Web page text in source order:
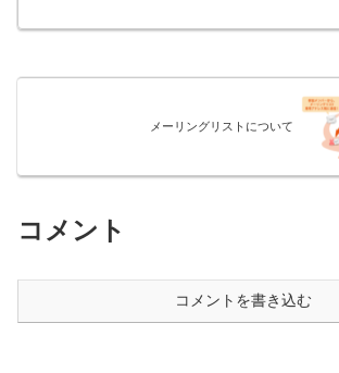
メーリングリストについて
コメント
コメントを書き込む